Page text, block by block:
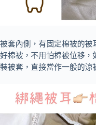
被套內側，有固定棉被的被
好棉被，不用怕棉被位移，
裝被套，直接當作一般的涼